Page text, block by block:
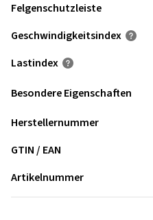
Felgenschutzleiste
Geschwindigkeits­index
Lastindex
Besondere Eigenschaften
Herstellernummer
GTIN / EAN
Artikelnummer